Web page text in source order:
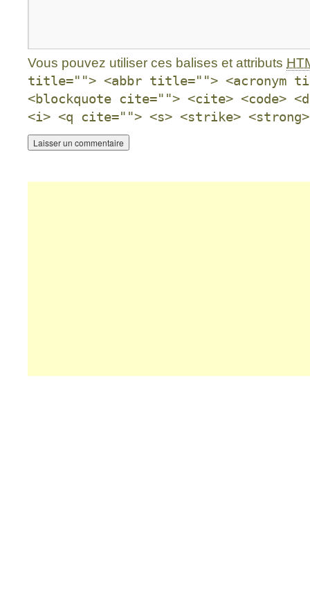
Vous pouvez utiliser ces balises et attributs
title=""> <abbr title=""> <acronym
<blockquote cite=""> <cite> <code>
<i> <q cite=""> <s> <strike> <strong>